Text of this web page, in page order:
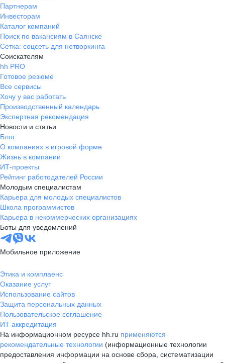
Партнерам
Инвесторам
Каталог компаний
Поиск по вакансиям в Саянске
Сетка: соцсеть для нетворкинга
Соискателям
hh PRO
Готовое резюме
Все сервисы
Хочу у вас работать
Производственный календарь
Экспертная рекомендация
Новости и статьи
Блог
О компаниях в игровой форме
Жизнь в компании
ИТ-проекты
Рейтинг работодателей России
Молодым специалистам
Карьера для молодых специалистов
Школа программистов
Карьера в некоммерческих организациях
Боты для уведомлений
Мобильное приложение
Этика и комплаенс
Оказание услуг
Использование сайтов
Защита персональных данных
Пользовательское соглашение
ИТ аккредитация
На информационном ресурсе hh.ru применяются
рекомендательные технологии (информационные технологии
предоставления информации на основе сбора, систематизации